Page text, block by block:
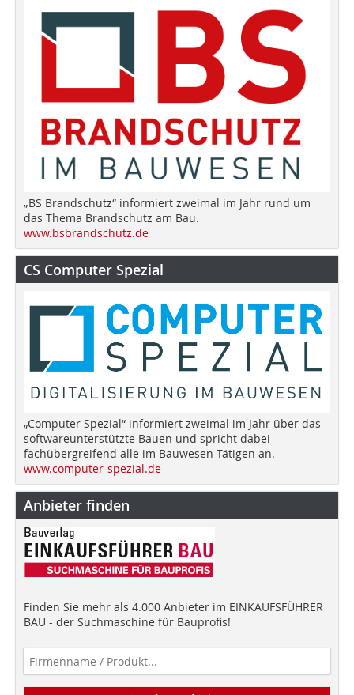
„BS Brandschutz“ informiert zweimal im Jahr rund um
das Thema Brandschutz am Bau.
www.bsbrandschutz.de
CS Computer Spezial
„Computer Spezial“ informiert zweimal im Jahr über das
softwareunterstützte Bauen und spricht dabei
fachübergreifend alle im Bauwesen Tätigen an.
www.computer-spezial.de
Anbieter finden
Finden Sie mehr als 4.000 Anbieter im EINKAUFSFÜHRER
BAU - der Suchmaschine für Bauprofis!